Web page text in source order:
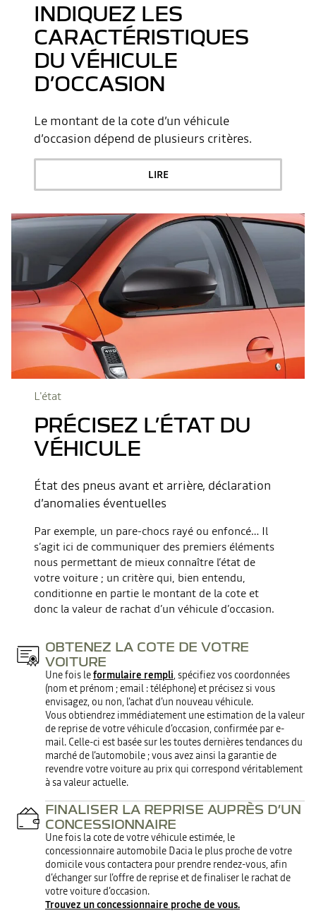
INDIQUEZ LES
CARACTÉRISTIQUES
DU VÉHICULE
D’OCCASION
Le montant de la cote d’un véhicule
d’occasion dépend de plusieurs critères.
LIRE
L'état
PRÉCISEZ L’ÉTAT DU
VÉHICULE
État des pneus avant et arrière, déclaration
d’anomalies éventuelles
Par exemple, un pare-chocs rayé ou enfoncé… Il
s’agit ici de communiquer des premiers éléments
nous permettant de mieux connaître l’état de
votre voiture ; un critère qui, bien entendu,
conditionne en partie le montant de la cote et
donc la valeur de rachat d’un véhicule d’occasion.
OBTENEZ LA COTE DE VOTRE
VOITURE
Une fois leformulaire rempli, spécifiez vos coordonnées
(nom et prénom ; email : téléphone) et précisez si vous
envisagez, ou non, l’achat d’un nouveau véhicule.
Vous obtiendrez immédiatement une estimation de la valeur
de reprise de votre véhicule d’occasion, confirmée par e-
mail. Celle-ci est basée sur les toutes dernières tendances du
marché de l’automobile ; vous avez ainsi la garantie de
revendre votre voiture au prix qui correspond véritablement
à sa valeur actuelle.
FINALISER LA REPRISE AUPRÈS D’UN
CONCESSIONNAIRE
Une fois la cote de votre véhicule estimée, le
concessionnaire automobile Dacia le plus proche de votre
domicile vous contactera pour prendre rendez-vous, afin
d’échanger sur l’offre de reprise et de finaliser le rachat de
votre voiture d’occasion.
Trouvez un concessionnaire proche de vous.